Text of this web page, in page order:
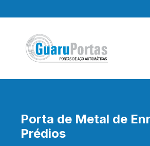
para
conteúdo
Porta de Metal de
Prédios